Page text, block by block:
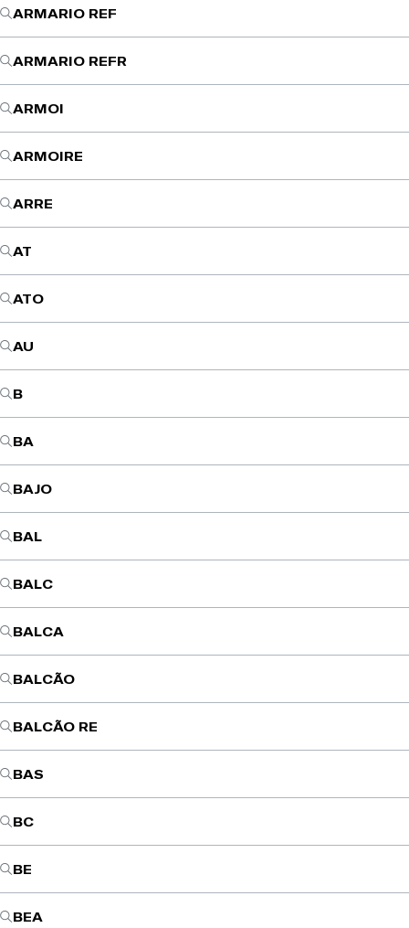
ARMARIO REF
ARMARIO REFR
ARMOI
ARMOIRE
ARRE
AT
ATO
AU
B
BA
BAJO
BAL
BALC
BALCA
BALCÃO
BALCÃO RE
BAS
BC
BE
BEA